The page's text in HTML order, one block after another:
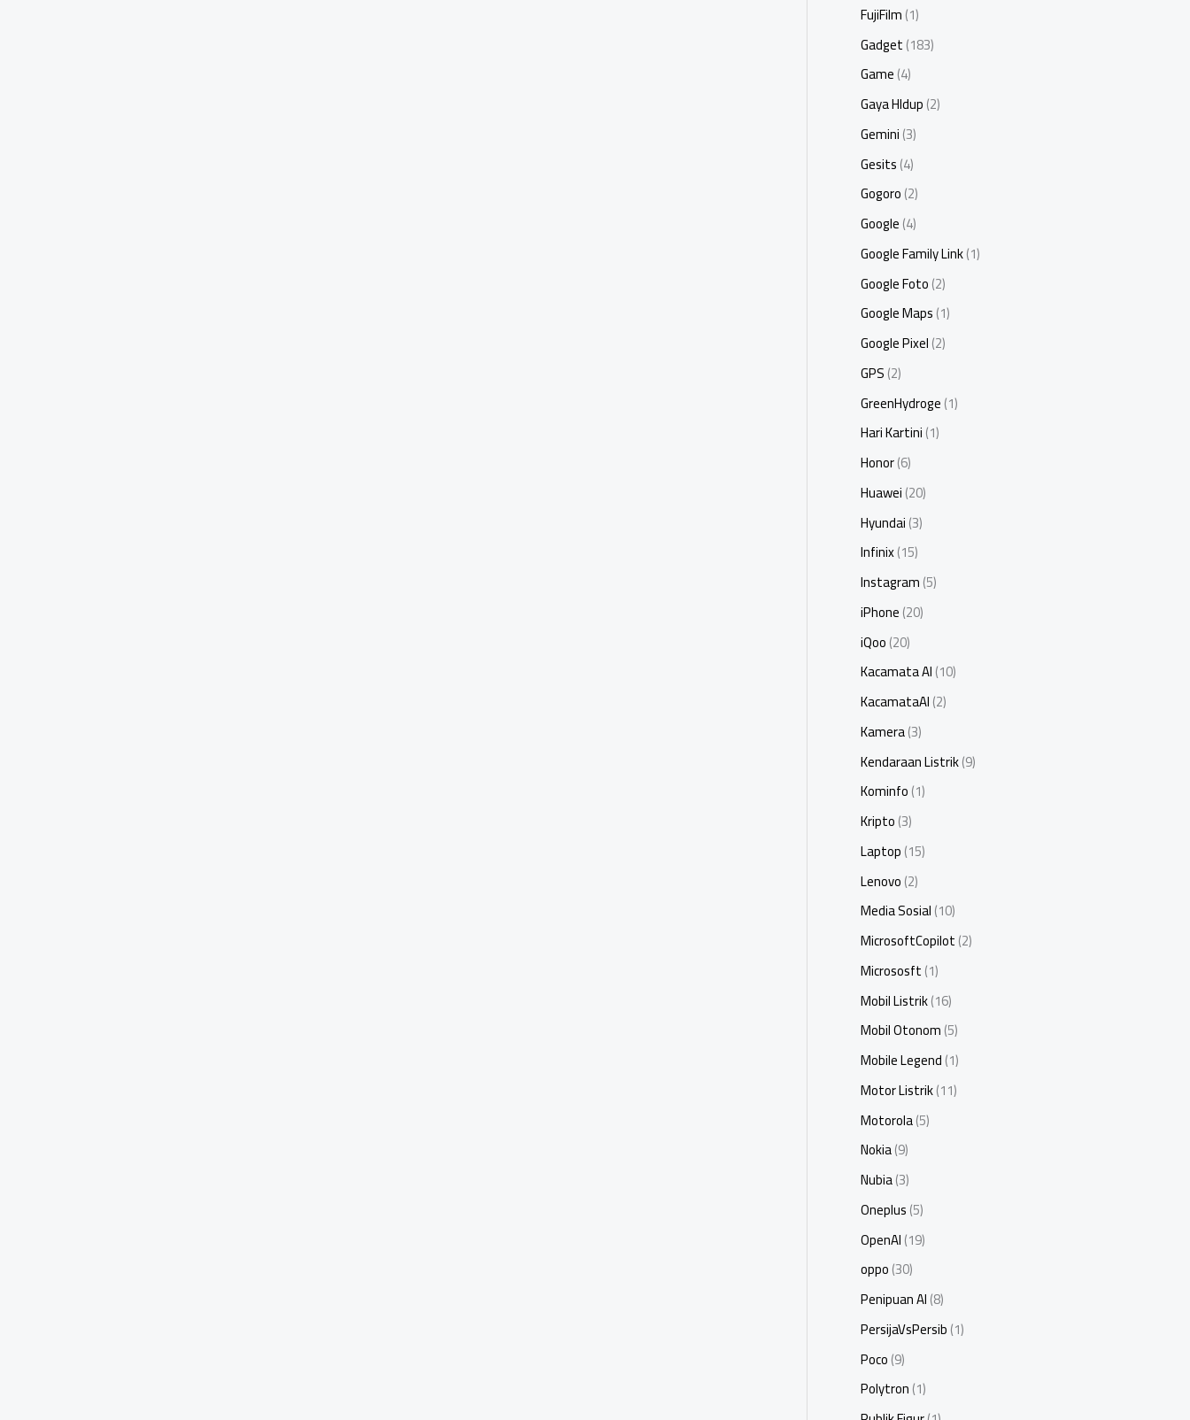
FujiFilm(1)
Gadget(183)
Game(4)
Gaya HIdup(2)
Gemini(3)
Gesits(4)
Gogoro(2)
Google(4)
Google Family Link(1)
Google Foto(2)
Google Maps(1)
Google Pixel(2)
GPS(2)
GreenHydroge(1)
Hari Kartini(1)
Honor(6)
Huawei(20)
Hyundai(3)
Infinix(15)
Instagram(5)
iPhone(20)
iQoo(20)
Kacamata AI(10)
KacamataAI(2)
Kamera(3)
Kendaraan Listrik(9)
Kominfo(1)
Kripto(3)
Laptop(15)
Lenovo(2)
Media Sosial(10)
MicrosoftCopilot(2)
Micrososft(1)
Mobil Listrik(16)
Mobil Otonom(5)
Mobile Legend(1)
Motor Listrik(11)
Motorola(5)
Nokia(9)
Nubia(3)
Oneplus(5)
OpenAI(19)
oppo(30)
Penipuan AI(8)
PersijaVsPersib(1)
Poco(9)
Polytron(1)